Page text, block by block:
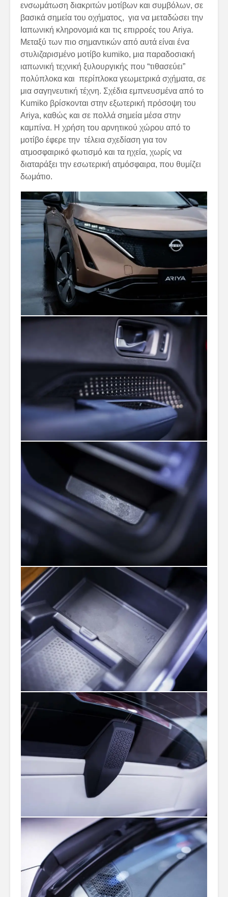
ενσωμάτωση διακριτών μοτίβων και συμβόλων, σε
βασικά σημεία του οχήματος, για να μεταδώσει την
Ιαπωνική κληρονομιά και τις επιρροές του Ariya.
Μεταξύ των πιο σημαντικών από αυτά είναι ένα
στυλιζαρισμένο μοτίβο kumiko, μια παραδοσιακή
ιαπωνική τεχνική ξυλουργικής που “τιθασεύει”
πολύπλοκα και περίπλοκα γεωμετρικά σχήματα, σε
μια σαγηνευτική τέχνη. Σχέδια εμπνευσμένα από το
Kumiko βρίσκονται στην εξωτερική πρόσοψη του
Ariya, καθώς και σε πολλά σημεία μέσα στην
καμπίνα. Η χρήση του αρνητικού χώρου από το
μοτίβο έφερε την τέλεια σχεδίαση για τον
ατμοσφαιρικό φωτισμό και τα ηχεία, χωρίς να
διαταράξει την εσωτερική ατμόσφαιρα, που θυμίζει
δωμάτιο.